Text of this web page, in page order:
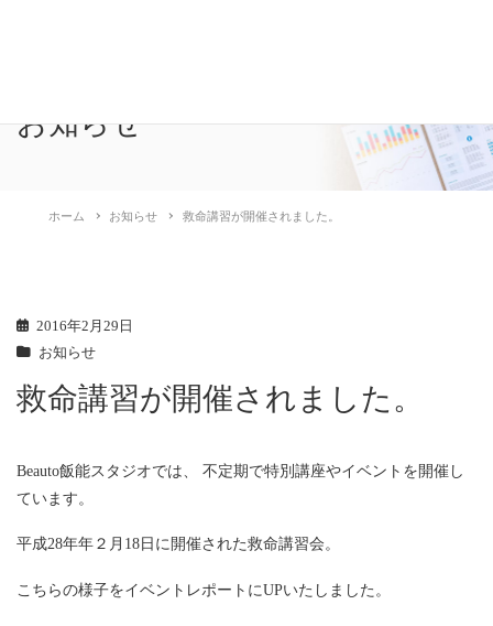
お知らせ
ホーム お知らせ 救命講習が開催されました。
2016年2月29日
お知らせ
救命講習が開催されました。
Beauto飯能スタジオでは、 不定期で特別講座やイベントを開催し
ています。
平成28年年２月18日に開催された救命講習会。
こちらの様子をイベントレポートにUPいたしました。